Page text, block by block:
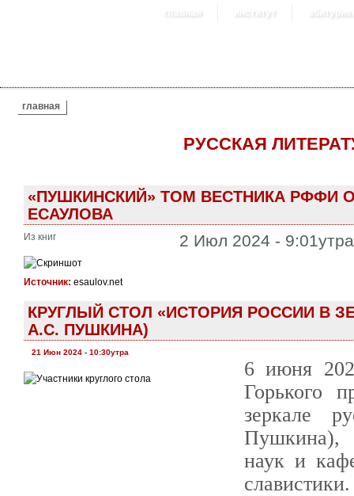
главная институт
ВЫ ЗДЕСЬ
главная
РУССКАЯ
«ПУШКИНСКИЙ» ТОМ ВЕСТНИКА РФФИ
ЕСАУЛОВА
Из книг 2 Июл 2024 - 9:01утра
Источник: esaulov.net
КРУГЛЫЙ СТОЛ «ИСТОРИЯ РОССИИ В
А.С. ПУШКИНА)
21 Июн 2024 - 10:30утра
6 июня
Горького
зеркале
Пушкина),
наук и
славистики.